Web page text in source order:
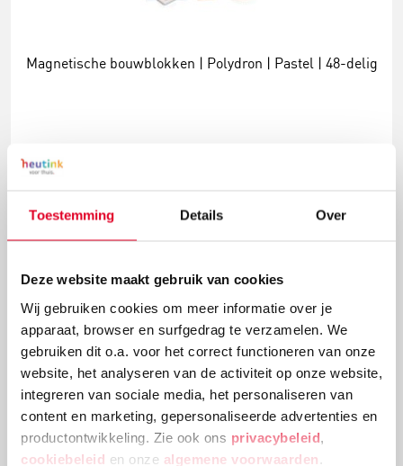
Toestemming Details Over
Deze website maakt gebruik van cookies
Wij gebruiken cookies om meer informatie over je
apparaat, browser en surfgedrag te verzamelen. We
gebruiken dit o.a. voor het correct functioneren van onze
website, het analyseren van de activiteit op onze website,
integreren van sociale media, het personaliseren van
content en marketing, gepersonaliseerde advertenties en
productontwikkeling. Zie ook ons privacybeleid
cookiebeleid en onze algemene voorwaarden
Magnetische bouwblokken | Polydron | Pastel | 48-delig
Magnetische bouwblokken met noppen | MagGenius |
Set à 16 stuks